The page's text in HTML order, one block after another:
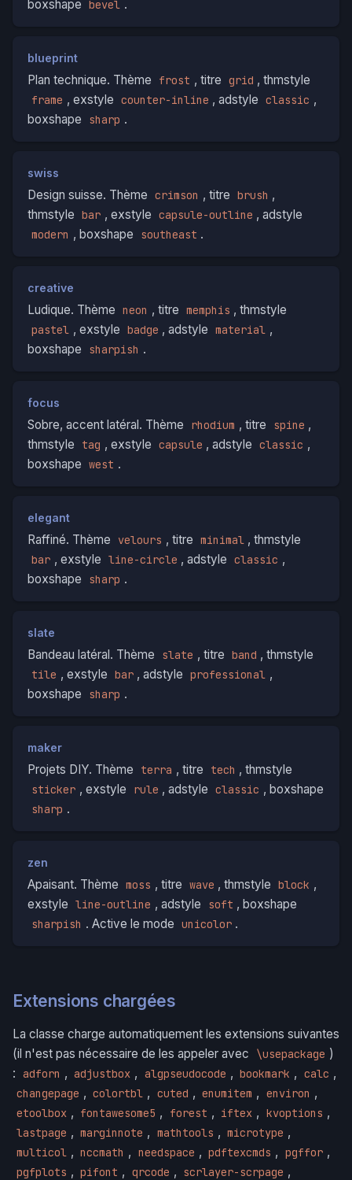
boxshape bevel .
blueprint
Plan technique. Thème frost , titre grid , thmstyle
frame , exstyle counter-inline , adstyle classic ,
boxshape
sharp .
swiss
Design suisse. Thème crimson , titre brush ,
thmstyle bar , exstyle capsule-outline , adstyle
modern , boxshape southeast .
creative
Ludique. Thème neon , titre memphis , thmstyle
pastel , exstyle badge , adstyle material ,
boxshape
sharpish .
focus
Sobre, accent latéral. Thème rhodium , titre spine ,
thmstyle
tag , exstyle capsule , adstyle classic ,
boxshape west .
elegant
Raffiné. Thème velours , titre minimal , thmstyle
bar , exstyle line-circle , adstyle classic ,
boxshape
sharp .
slate
Bandeau latéral. Thème slate , titre band , thmstyle
tile , exstyle bar , adstyle professional ,
boxshape
sharp .
maker
Projets DIY. Thème terra , titre tech , thmstyle
sticker , exstyle rule , adstyle classic , boxshape
sharp .
zen
Apaisant. Thème moss , titre wave , thmstyle block ,
exstyle line-outline , adstyle soft , boxshape
sharpish . Active le mode unicolor .
Extensions chargées
La classe charge automatiquement les extensions suivantes
(il n'est pas nécessaire de les appeler avec
\usepackage )
: adforn , adjustbox , algpseudocode , bookmark , calc ,
changepage , colortbl , cuted , enumitem , environ ,
etoolbox , fontawesome5 , forest , iftex , kvoptions ,
lastpage , marginnote , mathtools , microtype ,
multicol , nccmath , needspace , pdftexcmds , pgffor ,
pgfplots , pifont , qrcode , scrlayer-scrpage ,